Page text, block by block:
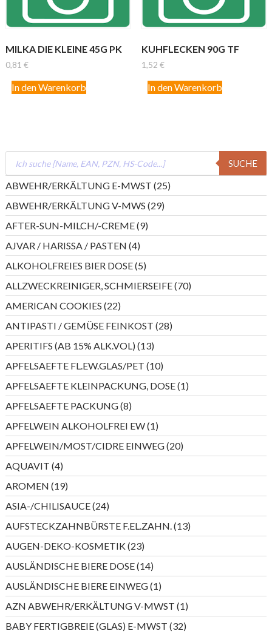
MILKA DIE KLEINE 45G PK
0,81 €
In den Warenkorb
KUHFLECKEN 90G TF
1,52 €
In den Warenkorb
Products
search
SUCHE
ABWEHR/ERKÄLTUNG E-MWST 2525
Produkte
ABWEHR/ERKÄLTUNG V-MWS 2929
Produkte
AFTER-SUN-MILCH/-CREME 99
Produkte
AJVAR / HARISSA / PASTEN 44
Produkte
ALKOHOLFREIES BIER DOSE 55
Produkte
ALLZWECKREINIGER, SCHMIERSEIFE 7070
Produkte
AMERICAN COOKIES 2222
Produkte
ANTIPASTI / GEMÜSE FEINKOST 2828
Produkte
APERITIFS (AB 15% ALK.VOL) 1313
Produkte
APFELSAEFTE FL.EW.GLAS/PET 1010
Produkte
APFELSAEFTE KLEINPACKUNG, DOSE 11
Produkt
APFELSAEFTE PACKUNG 88
Produkte
APFELWEIN ALKOHOLFREI EW 11
Produkt
APFELWEIN/MOST/CIDRE EINWEG 2020
Produkte
AQUAVIT 44
Produkte
AROMEN 1919
Produkte
ASIA-/CHILISAUCE 2424
Produkte
AUFSTECKZAHNBÜRSTE F.EL.ZAHN. 1313
Produkte
AUGEN-DEKO-KOSMETIK 2323
Produkte
AUSLÄNDISCHE BIERE DOSE 1414
Produkte
AUSLÄNDISCHE BIERE EINWEG 11
Produkt
AZN ABWEHR/ERKÄLTUNG V-MWST 11
Produkt
BABY FERTIGBREIE (GLAS) E-MWST 3232